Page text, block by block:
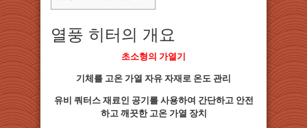
열풍 히터의 개요
초소형의 가열기
기체를 고온 가열 자유 자재로 온도 관리
유비 쿼터스 재료인 공기를 사용하여 간단하고 안전
하고 깨끗한 고온 가열 장치